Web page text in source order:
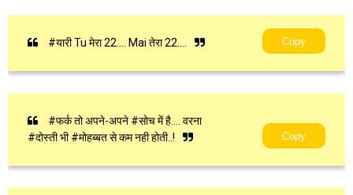
#यारी Tu मेरा 22.... Mai तेरा 22.... Copy
#फर्क तो अपने-अपने #सोच में है.... वरना
#दोस्ती भी #मोहब्बत से कम नही होती..!
Copy